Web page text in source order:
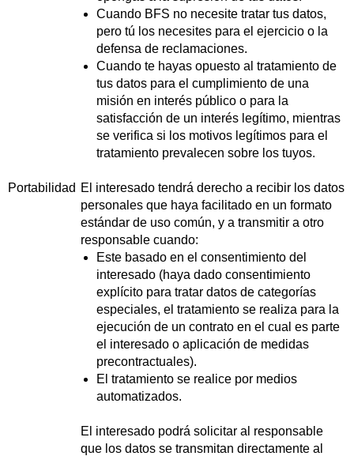
Cuando BFS no necesite tratar tus datos,
pero tú los necesites para el ejercicio o la
defensa de reclamaciones.
Cuando te hayas opuesto al tratamiento de
tus datos para el cumplimiento de una
misión en interés público o para la
satisfacción de un interés legítimo, mientras
se verifica si los motivos legítimos para el
tratamiento prevalecen sobre los tuyos.
Portabilidad El interesado tendrá derecho a recibir los datos
personales que haya facilitado en un formato
estándar de uso común, y a transmitir a otro
responsable cuando:
Este basado en el consentimiento del
interesado (haya dado consentimiento
explícito para tratar datos de categorías
especiales, el tratamiento se realiza para la
ejecución de un contrato en el cual es parte
el interesado o aplicación de medidas
precontractuales).
El tratamiento se realice por medios
automatizados.
El interesado podrá solicitar al responsable
que los datos se transmitan directamente al